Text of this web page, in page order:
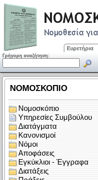
Ευρετήρια
Γρήγορη αναζήτηση: